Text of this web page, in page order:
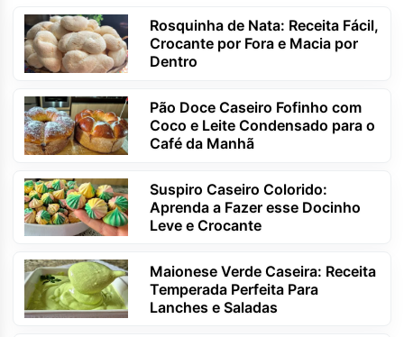
Rosquinha de Nata: Receita Fácil,
Crocante por Fora e Macia por
Dentro
Pão Doce Caseiro Fofinho com
Coco e Leite Condensado para o
Café da Manhã
Suspiro Caseiro Colorido:
Aprenda a Fazer esse Docinho
Leve e Crocante
Maionese Verde Caseira: Receita
Temperada Perfeita Para
Lanches e Saladas